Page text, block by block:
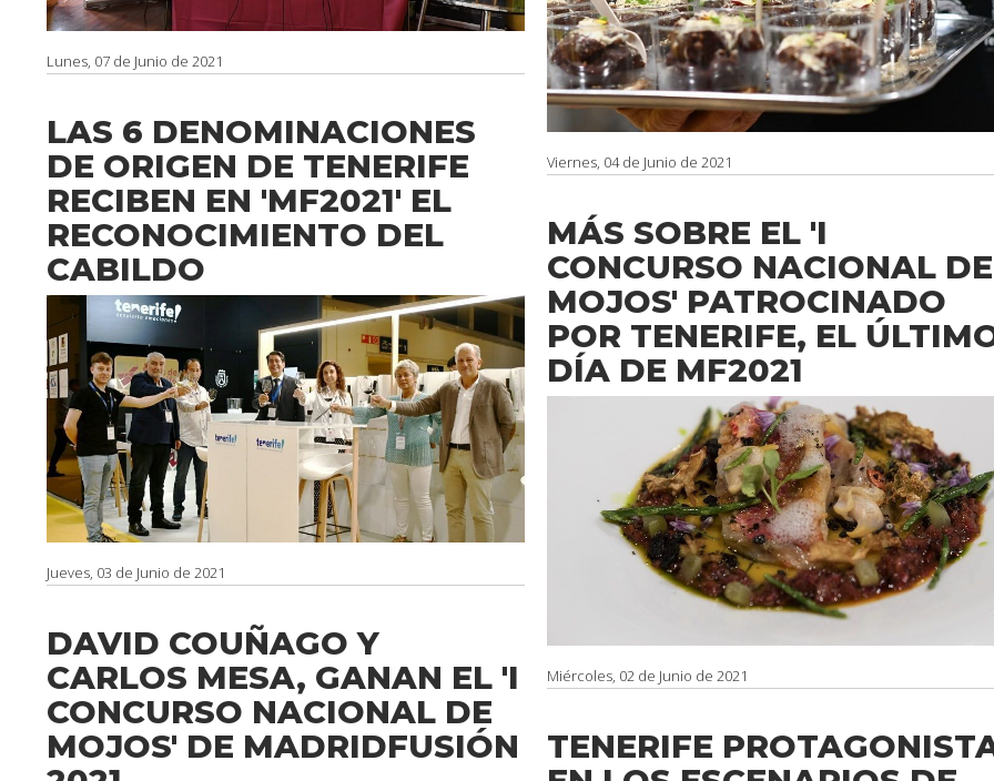
Lunes, 07 de Junio de 2021
LAS 6 DENOMINACIONES
DE ORIGEN DE TENERIFE
RECIBEN EN 'MF2021' EL
RECONOCIMIENTO DEL
CABILDO
Jueves, 03 de Junio de 2021
DAVID COUÑAGO Y
CARLOS MESA, GANAN EL 'I
CONCURSO NACIONAL DE
MOJOS' DE MADRIDFUSIÓN
Viernes, 04 de Junio de 2021
MÁS SOBRE EL 'I
CONCURSO NACIONAL DE
MOJOS' PATROCINADO
POR TENERIFE, EL
DÍA DE MF2021
Miércoles, 02 de Junio de 2021
TENERIFE